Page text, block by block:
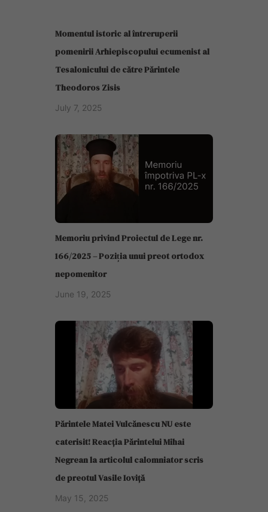
Momentul istoric al întreruperii
pomenirii Arhiepiscopului ecumenist al
Tesalonicului de către Părintele
Theodoros Zisis
July 7, 2025
Memoriu privind Proiectul de Lege nr.
166/2025 – Poziția unui preot ortodox
nepomenitor
June 19, 2025
Părintele Matei Vulcănescu NU este
caterisit! Reacția Părintelui Mihai
Negrean la articolul calomniator scris
de preotul Vasile Ioviță
May 15, 2025